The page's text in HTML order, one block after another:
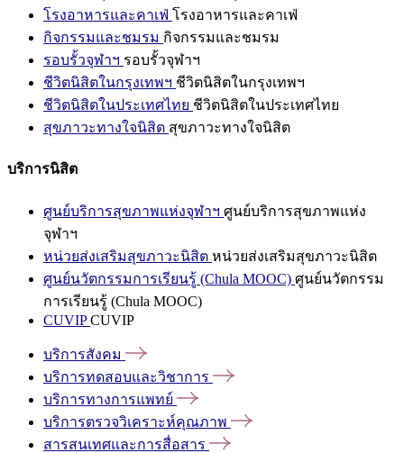
โรงอาหารและคาเฟ่ โรงอาหารและคาเฟ่
กิจกรรมและชมรม กิจกรรมและชมรม
รอบรั้วจุฬาฯ รอบรั้วจุฬาฯ
ชีวิตนิสิตในกรุงเทพฯ ชีวิตนิสิตในกรุงเทพฯ
ชีวิตนิสิตในประเทศไทย ชีวิตนิสิตในประเทศไทย
สุขภาวะทางใจนิสิต สุขภาวะทางใจนิสิต
บริการนิสิต
ศูนย์บริการสุขภาพแห่งจุฬาฯ ศูนย์บริการสุขภาพแห่ง
จุฬาฯ
หน่วยส่งเสริมสุขภาวะนิสิต หน่วยส่งเสริมสุขภาวะนิสิต
ศูนย์นวัตกรรมการเรียนรู้ (Chula MOOC) ศูนย์นวัตกรรม
การเรียนรู้ (Chula MOOC)
CUVIPCUVIP
บริการสังคม
บริการทดสอบและวิชาการ
บริการทางการแพทย์
บริการตรวจวิเคราะห์คุณภาพ
สารสนเทศและการสื่อสาร